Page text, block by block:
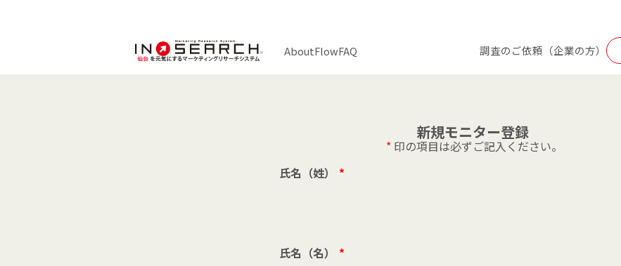
AboutFlowFAQ 調査のご依頼（企業の方）
新規モニター登録
* 印の項目は必ずご記入ください。
氏名（姓）
*
氏名（名） *